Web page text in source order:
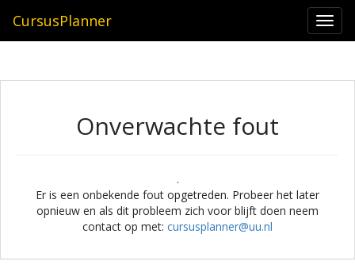
CursusPlanner
Onverwachte fout
.
Er is een onbekende fout opgetreden. Probeer het later
opnieuw en als dit probleem zich voor blijft doen neem
contact op met: cursusplanner@uu.nl